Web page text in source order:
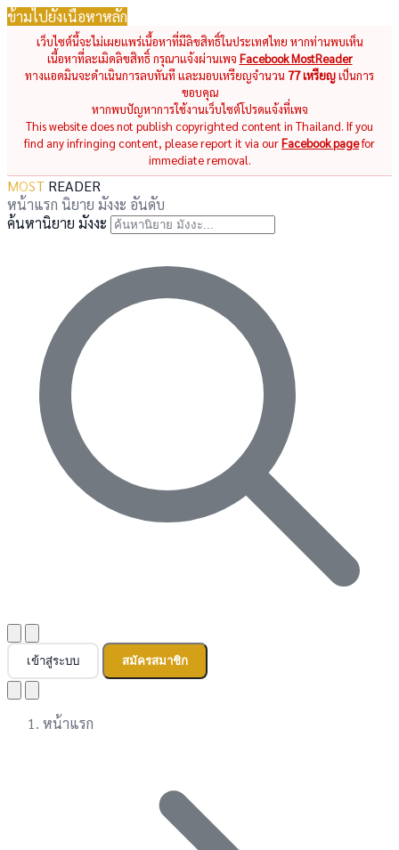
ข้ามไปยังเนื้อหาหลัก
เว็บไซต์นี้จะไม่เผยแพร่เนื้อหาที่มีลิขสิทธิ์ในประเทศไทย หากท่านพบเห็น
เนื้อหาที่ละเมิดลิขสิทธิ์ กรุณาแจ้งผ่านเพจ Facebook MostReader
ทางแอดมินจะดำเนินการลบทันที และมอบเหรียญจำนวน 77 เหรียญเป็นการ
ขอบคุณ
หากพบปัญหาการใช้งานเว็บไซต์โปรดแจ้งที่เพจ
This website does not publish copyrighted content in Thailand. If you
find any infringing content, please report it via ourFacebook pagefor
immediate removal.
MOST READER
หน้าแรก นิยาย มังงะ อันดับ
ค้นหานิยาย มังงะ
เข้าสู่ระบบ สมัครสมาชิก
หน้าแรก